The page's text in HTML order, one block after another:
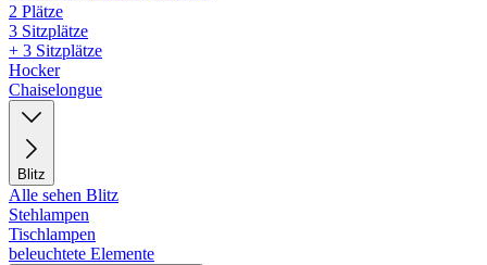
2 Plätze
3 Sitzplätze
+ 3 Sitzplätze
Hocker
Chaiselongue
Blitz
Alle sehen Blitz
Stehlampen
Tischlampen
beleuchtete Elemente